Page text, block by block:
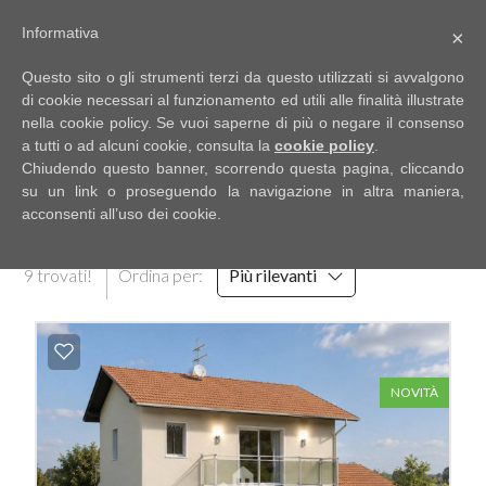
RISULTATI DELLA RICERCA
9 trovati! Ordina per: Più rilevanti
NOVITÀ
EN
HOME
SIAMO
IMMOBILI
SERVIZI
DICONO
Contratto
Qualsiasi
Vendita
Affitto
Scegli
dove
×
Informativa
Questo sito o gli strumenti terzi da questo utilizzati si avvalgono
di cookie necessari al funzionamento ed utili alle finalità illustrate
nella cookie policy. Se vuoi saperne di più o negare il consenso
a tutti o ad alcuni cookie, consulta la cookie policy
Chiudendo questo banner, scorrendo questa pagina, cliccando
su un link o proseguendo la navigazione in altra maniera,
acconsenti all’uso dei cookie.